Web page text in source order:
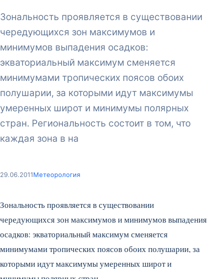
Зональность проявляется в существовании
чередующихся зон максимумов и
минимумов выпадения осадков:
экваториальный максимум сменяется
минимумами тропических поясов обоих
полушарии, за которыми идут максимумы
умеренных широт и минимумы полярных
стран. Региональность состоит в том, что
каждая зона в на
29.06.2011Метеорология
Зональность проявляется в существовании
чередующихся зон максимумов и минимумов выпадения
осадков: экваториальный максимум сменяется
минимумами тропических поясов обоих полушарии, за
которыми идут максимумы умеренных широт и